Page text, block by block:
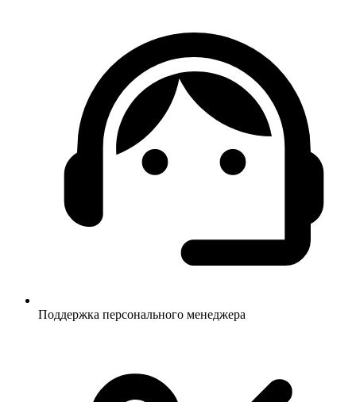
Поддержка персонального менеджера